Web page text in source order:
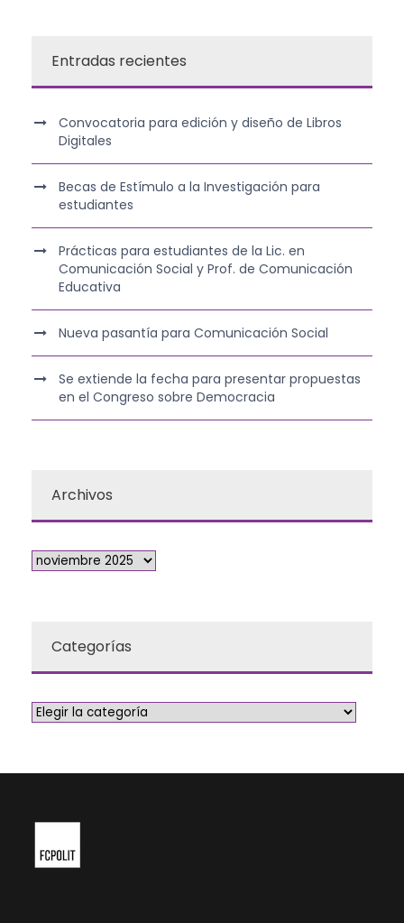
Entradas recientes
Convocatoria para edición y diseño de Libros
Digitales
Becas de Estímulo a la Investigación para
estudiantes
Prácticas para estudiantes de la Lic. en
Comunicación Social y Prof. de Comunicación
Educativa
Nueva pasantía para Comunicación Social
Se extiende la fecha para presentar propuestas
en el Congreso sobre Democracia
Archivos
Categorías